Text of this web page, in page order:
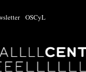
OSCyL